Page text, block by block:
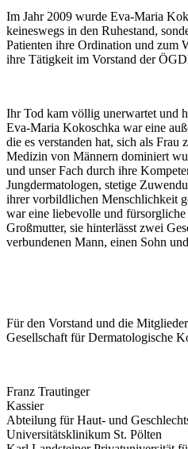
Im Jahr 2009 wurde Eva-Maria
keineswegs in den Ruhestand,
Patienten ihre Ordination und zum
ihre Tätigkeit im Vorstand der
Ihr Tod kam völlig unerwartet und
Eva-Maria Kokoschka war eine
die es verstanden hat, sich als Frau
Medizin von Männern dominiert
und unser Fach durch ihre
Jungdermatologen, stetige
ihrer vorbildlichen Menschlichkeit
war eine liebevolle und
Großmutter, sie hinterlässt zwei
verbundenen Mann, einen Sohn
Für den Vorstand und die
Gesellschaft für Dermatologische
Franz Trautinger
Kassier
Abteilung für Haut- und
Universitätsklinikum St. Pölten